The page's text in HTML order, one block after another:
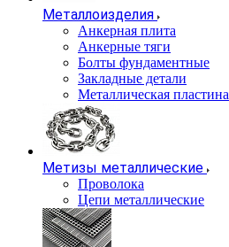
Металлоизделия
Анкерная плита
Анкерные тяги
Болты фундаментные
Закладные детали
Металлическая пластина
Метизы металлические
Проволока
Цепи металлические